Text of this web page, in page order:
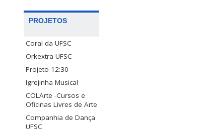
PROJETOS
Coral da UFSC
Orkextra UFSC
Projeto 12:30
Igrejinha Musical
COLArte -Cursos e
Oficinas Livres de Arte
Companhia de Dança
UFSC